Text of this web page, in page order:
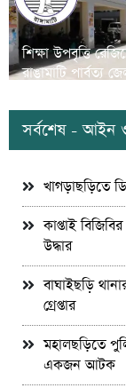
শিক্ষা উপবৃত্তি
রাঙামাটি পার্বত্য
সর্বশেষ - আইন
খাগড়াছড়িতে
কাপ্তাই
উদ্ধার
বাঘাইছড়ি
গ্রেপ্তার
মহালছড়িতে
একজন আটক